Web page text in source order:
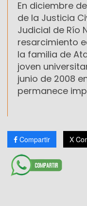
En diciembre
de la Justicia
Judicial de Río
resarcimiento
la familia de
joven
junio de 2008
permanece
Compartir X